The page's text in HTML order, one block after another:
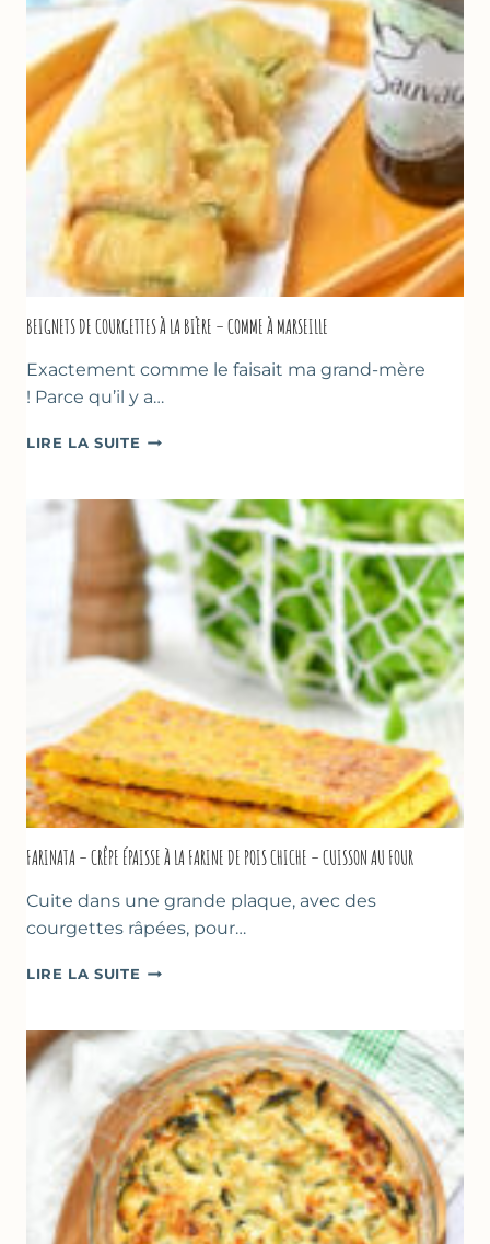
YAOURT
GREC
–
SANS
SORBETIÈRE
BEIGNETS DE COURGETTES À LA BIÈRE – COMME À MARSEILLE
Exactement comme le faisait ma grand-mère
! Parce qu’il y a…
LIRE LA SUITE BEIGNETS
LA
BIÈRE
–
COMME
À
MARSEILLE
FARINATA – CRÊPE ÉPAISSE À LA FARINE DE POIS CHICHE – CUISSON AU FOUR
Cuite dans une grande plaque, avec des
courgettes râpées, pour…
LIRE LA SUITE FARINATA
ÉPAISSE
À
LA
FARINE
DE
POIS
CHICHE
–
CUISSON
AU